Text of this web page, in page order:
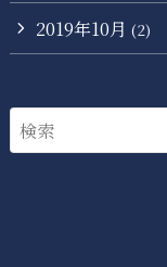
2019年10月 (2)